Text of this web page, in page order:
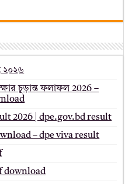
২০২৬
চূড়ান্ত ফলাফল 2026 –
2026 | dpe.gov.bd result
– dpe viva result
download